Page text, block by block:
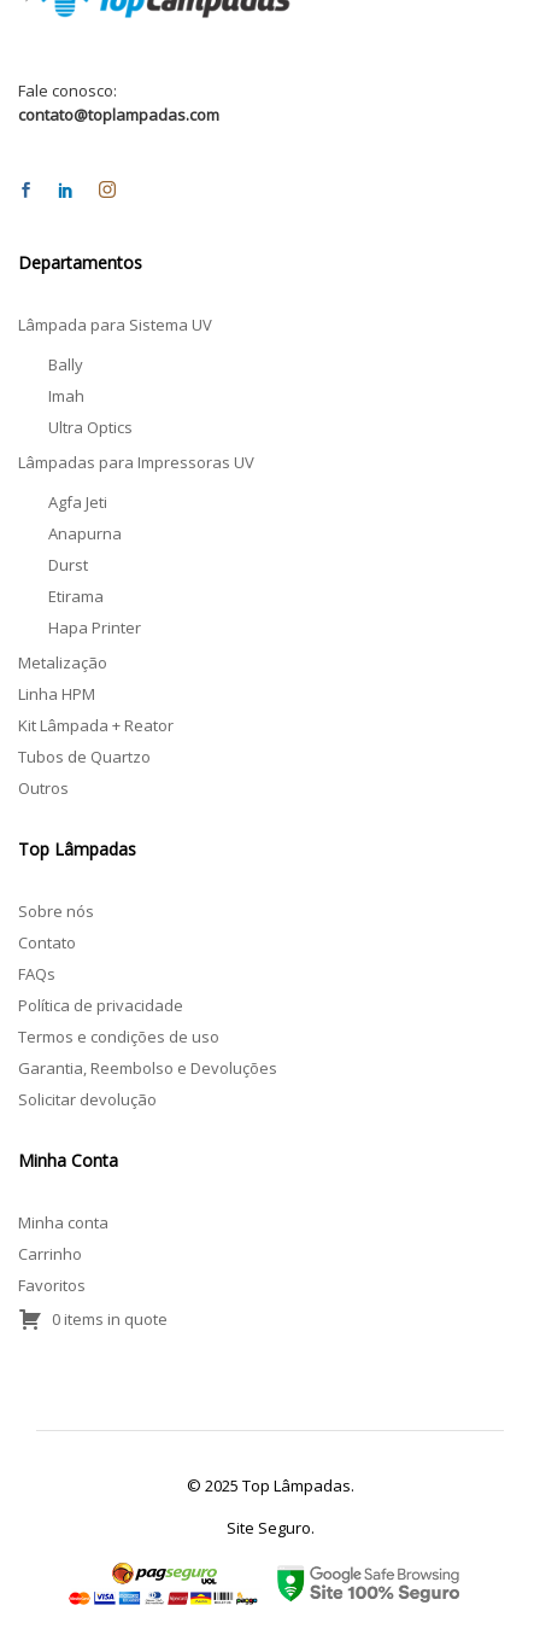
Fale conosco:
contato@toplampadas.com
Departamentos
Lâmpada para Sistema UV
Bally
Imah
Ultra Optics
Lâmpadas para Impressoras UV
Agfa Jeti
Anapurna
Durst
Etirama
Hapa Printer
Metalização
Linha HPM
Kit Lâmpada + Reator
Tubos de Quartzo
Outros
Top Lâmpadas
Sobre nós
Contato
FAQs
Política de privacidade
Termos e condições de uso
Garantia, Reembolso e Devoluções
Solicitar devolução
Minha Conta
Minha conta
Carrinho
Favoritos
0 items in quote
© 2025 Top Lâmpadas.
Site Seguro.